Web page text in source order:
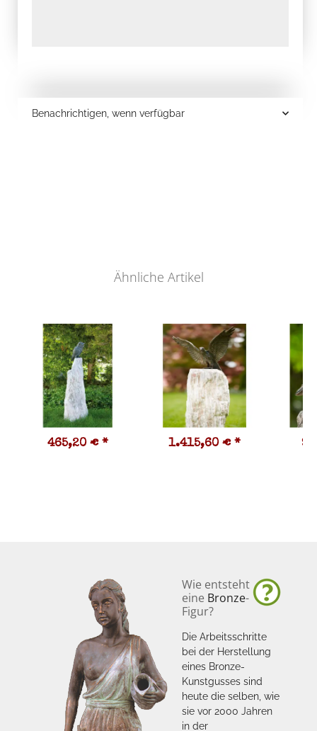
Benachrichtigen, wenn verfügbar
Ähnliche Artikel
465,20 € * 1.415,60 € *
Wie entsteht
eine Bronze-
Figur?
Die Arbeitsschritte
bei der Herstellung
eines Bronze-
Kunstgusses sind
heute die selben, wie
sie vor 2000 Jahren
in der